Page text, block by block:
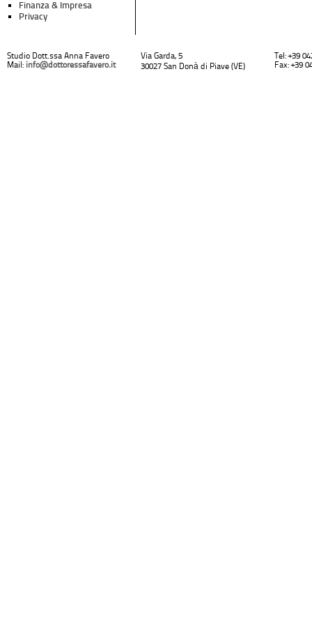
Finanza & Impresa
Privacy
Studio Dott.ssa Anna Favero
Mail: info@dottoressafavero.it
Via Garda, 5
30027 San Donà di Piave (VE)
Tel: +39
Fax: +39